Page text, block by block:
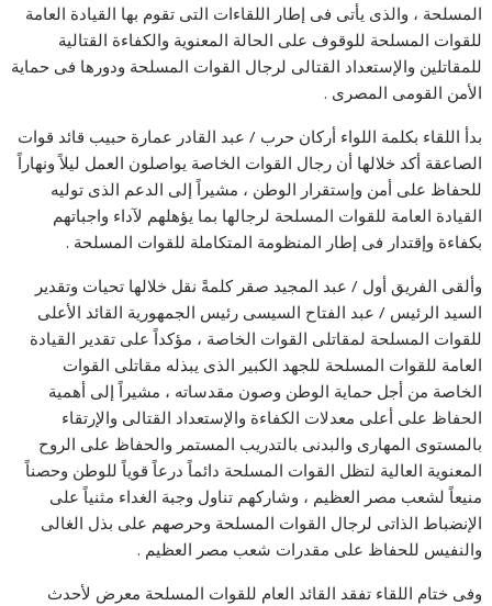
المسلحة ، والذى يأتى فى إطار اللقاءات التى تقوم بها القيادة العامة
للقوات المسلحة للوقوف على الحالة المعنوية والكفاءة القتالية
للمقاتلين والإستعداد القتالى لرجال القوات المسلحة ودورها فى حماية
الأمن القومى المصرى .
بدأ اللقاء بكلمة اللواء أركان حرب / عبد القادر عمارة حبيب قائد قوات
الصاعقة أكد خلالها أن رجال القوات الخاصة يواصلون العمل ليلاً ونهاراً
للحفاظ على أمن وإستقرار الوطن ، مشيراً إلى الدعم الذى توليه
القيادة العامة للقوات المسلحة لرجالها بما يؤهلهم لآداء واجباتهم
بكفاءة وإقتدار فى إطار المنظومة المتكاملة للقوات المسلحة .
وألقى الفريق أول / عبد المجيد صقر كلمةً نقل خلالها تحيات وتقدير
السيد الرئيس / عبد الفتاح السيسى رئيس الجمهورية القائد الأعلى
للقوات المسلحة لمقاتلى القوات الخاصة ، مؤكداً على تقدير القيادة
العامة للقوات المسلحة للجهد الكبير الذى يبذله مقاتلى القوات
الخاصة من أجل حماية الوطن وصون مقدساته ، مشيراً إلى أهمية
الحفاظ على أعلى معدلات الكفاءة والإستعداد القتالى والإرتقاء
بالمستوى المهارى والبدنى بالتدريب المستمر والحفاظ على الروح
المعنوية العالية لتظل القوات المسلحة دائماً درعاً قوياً للوطن وحصناً
منيعاً لشعب مصر العظيم ، وشاركهم تناول وجبة الغداء مثنياً على
الإنضباط الذاتى لرجال القوات المسلحة وحرصهم على بذل الغالى
والنفيس للحفاظ على مقدرات شعب مصر العظيم .
وفى ختام اللقاء تفقد القائد العام للقوات المسلحة معرض لأحدث